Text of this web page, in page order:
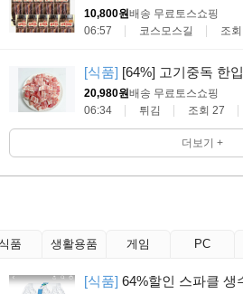
10,800원배송 무료 토스쇼핑
06:57
코스모스길 조
[식품] [64%] 고기중독 한
20,980원배송 무료 토스쇼핑
06:34
튀김 조회 27
더보기 +
품 생활용품 게임 PC
[식품] 64%할인 스파클 생